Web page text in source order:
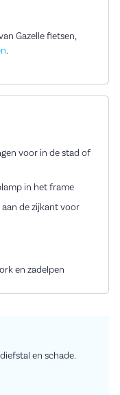
Gazelle fietsen,
.
voor in de stad of
in het frame
de zijkant voor
en zadelpen
en schade.